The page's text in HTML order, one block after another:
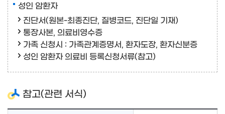
성인 암환자
진단서(원본-최종진단, 질병코드, 진단일 기재)
통장사본, 의료비영수증
가족 신청시 : 가족관계증명서, 환자도장, 환자신분증
성인 암환자 의료비 등록신청서류(참고)
참고(관련 서식)